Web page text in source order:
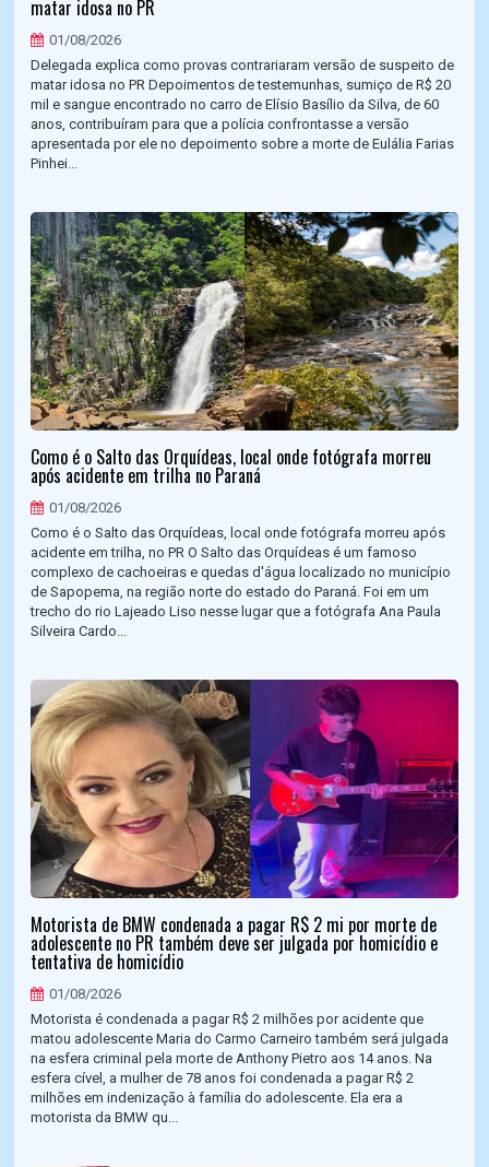
matar idosa no PR
01/08/2026
Delegada explica como provas contrariaram versão de suspeito de
matar idosa no PR Depoimentos de testemunhas, sumiço de R$ 20
mil e sangue encontrado no carro de Elísio Basílio da Silva, de 60
anos, contribuíram para que a polícia confrontasse a versão
apresentada por ele no depoimento sobre a morte de Eulália Farias
Pinhei...
Como é o Salto das Orquídeas, local onde fotógrafa morreu
após acidente em trilha no Paraná
01/08/2026
Como é o Salto das Orquídeas, local onde fotógrafa morreu após
acidente em trilha, no PR O Salto das Orquídeas é um famoso
complexo de cachoeiras e quedas d'água localizado no município
de Sapopema, na região norte do estado do Paraná. Foi em um
trecho do rio Lajeado Liso nesse lugar que a fotógrafa Ana Paula
Silveira Cardo...
Motorista de BMW condenada a pagar R$ 2 mi por morte de
adolescente no PR também deve ser julgada por homicídio e
tentativa de homicídio
01/08/2026
Motorista é condenada a pagar R$ 2 milhões por acidente que
matou adolescente Maria do Carmo Carneiro também será julgada
na esfera criminal pela morte de Anthony Pietro aos 14 anos. Na
esfera cível, a mulher de 78 anos foi condenada a pagar R$ 2
milhões em indenização à família do adolescente. Ela era a
motorista da BMW qu...